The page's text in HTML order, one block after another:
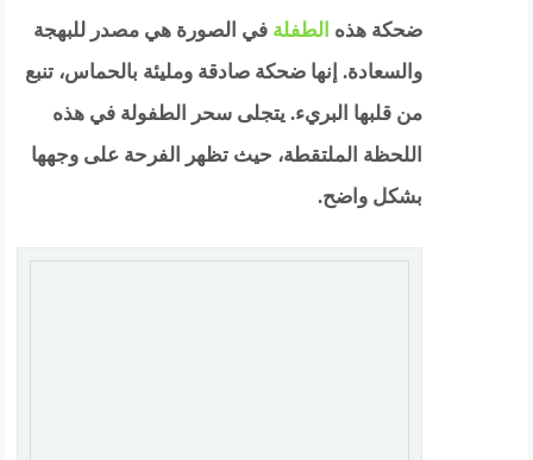
ضحكة هذه الطفلة في الصورة هي مصدر للبهجة
والسعادة. إنها ضحكة صادقة ومليئة بالحماس، تنبع
من قلبها البريء. يتجلى سحر الطفولة في هذه
اللحظة الملتقطة، حيث تظهر الفرحة على وجهها
بشكل واضح.